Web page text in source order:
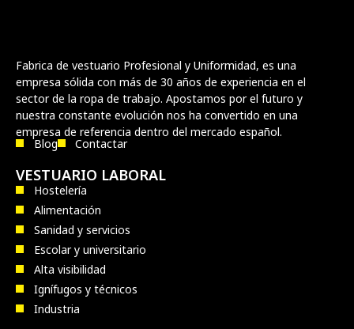
Fabrica de vestuario Profesional y Uniformidad, es una
empresa sólida con más de 30 años de experiencia en el
sector de la ropa de trabajo. Apostamos por el futuro y
nuestra constante evolución nos ha convertido en una
empresa de referencia dentro del mercado español.
Blog Contactar
VESTUARIO LABORAL
Hostelería
Alimentación
Sanidad y servicios
Escolar y universitario
Alta visibilidad
Ignífugos y técnicos
Industria